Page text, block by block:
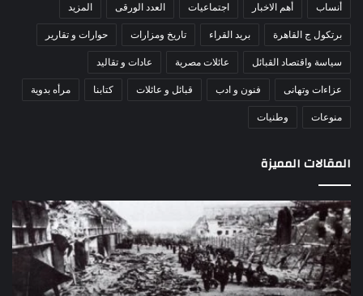
أنساب أهم الاخبار اجتماعيات العدد الورقى المزيد
برتكول ج القاهرة بريد القراء تاريخ ومزارات حوارات و تقارير
سياسة واقتصاد القبائل عائلات مصرية عادات و تقاليد
عزاءات وتهانى فنون و ادب قبائل و عائلات كتابنا مرأه بدوية
منوعات وطنيات
المقالات المميزة
اللواء
دكتور
راضي
عبدالمعطي
يكتب:
30